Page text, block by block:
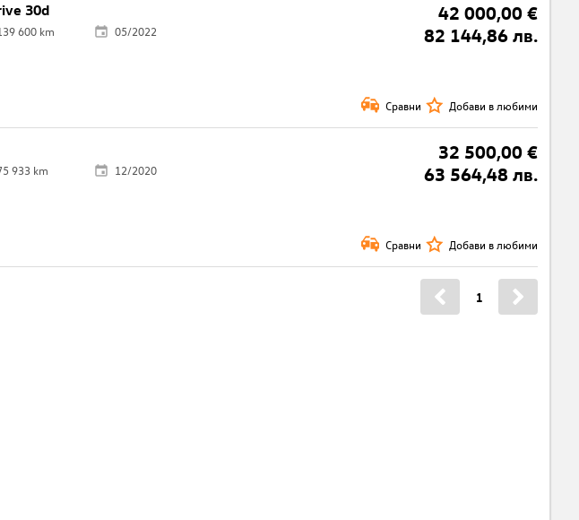
30d
42 000,00 €
82 144,86 лв.
600 km
05/2022
Сравни Добави в любими
32 500,00 €
63 564,48 лв.
933 km
12/2020
Сравни Добави в любими
1